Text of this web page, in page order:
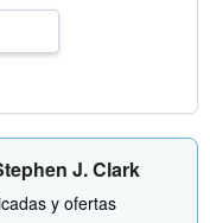
d
o
J. Clark
y ofertas